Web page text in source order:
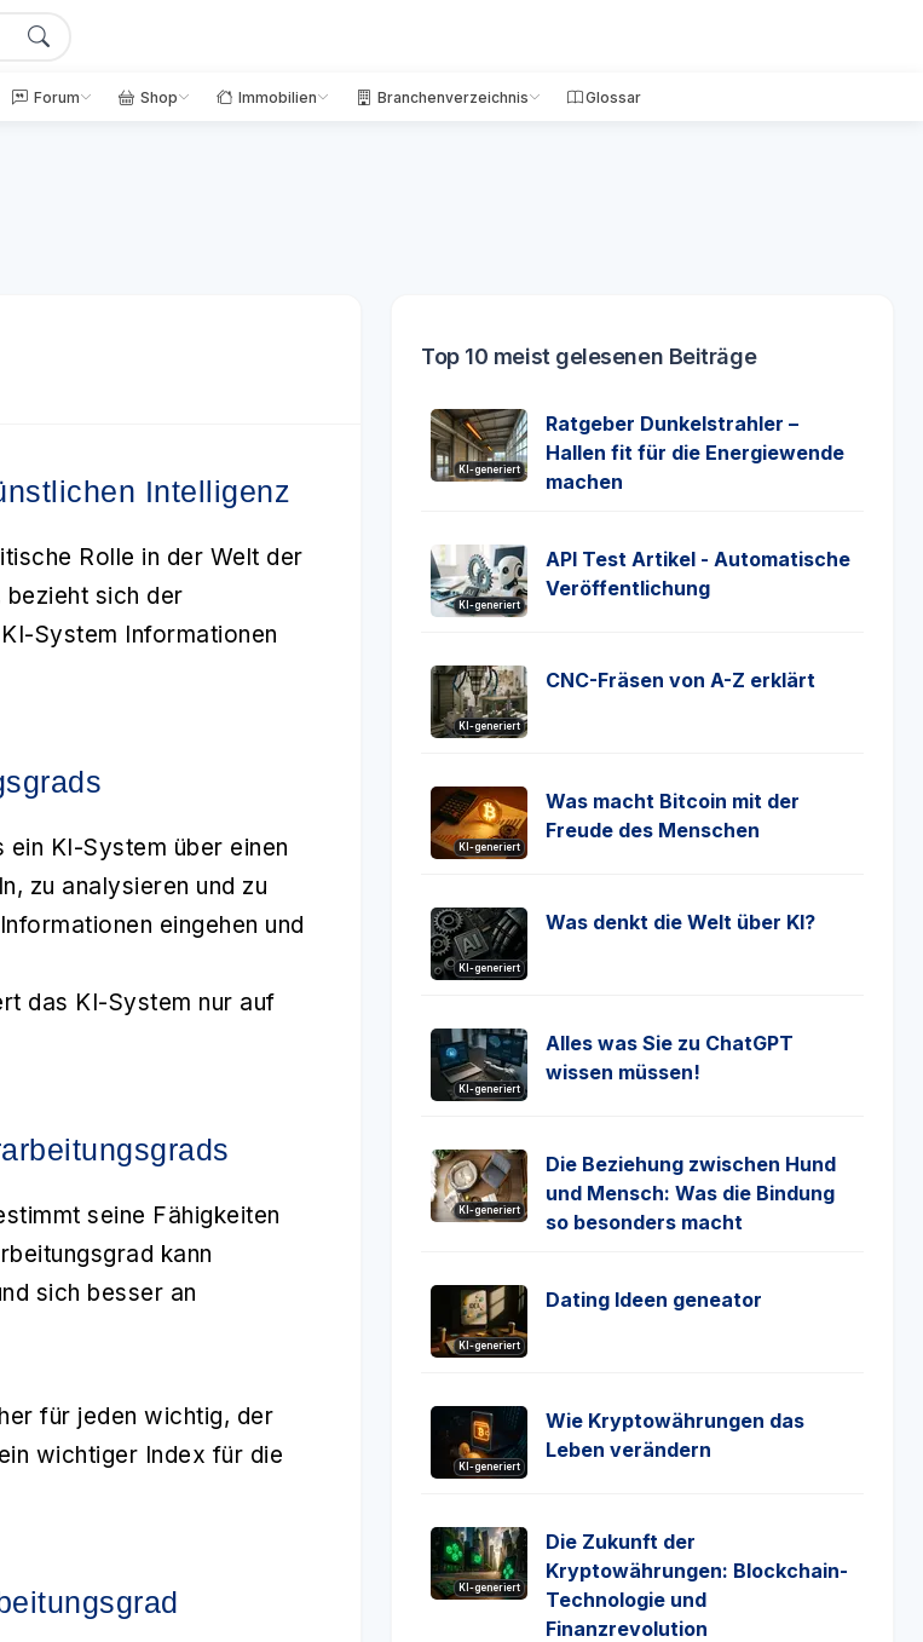
Forum Shop Immobilien Branchenverzeichnis Glossar
Intelligenz
Rolle in der Welt der
sich der
System Informationen
ein KI-System über einen
zu analysieren und zu
eingehen und
das KI-System nur auf
seine Fähigkeiten
kann
sich besser an
für jeden wichtig, der
wichtiger Index für die
Top 10 meist gelesenen Beiträge
KI-generiert
Ratgeber Dunkelstrahler –
Hallen fit für die Energiewende
machen
KI-generiert
API Test Artikel - Automatische
Veröffentlichung
KI-generiert
CNC-Fräsen von A-Z erklärt
KI-generiert
Was macht Bitcoin mit der
Freude des Menschen
KI-generiert
Was denkt die Welt über KI?
KI-generiert
Alles was Sie zu ChatGPT
wissen müssen!
KI-generiert
Die Beziehung zwischen Hund
und Mensch: Was die Bindung
so besonders macht
KI-generiert
Dating Ideen geneator
KI-generiert
Wie Kryptowährungen das
Leben verändern
KI-generiert
Die Zukunft der
Kryptowährungen: Blockchain-
Technologie und
Finanzrevolution